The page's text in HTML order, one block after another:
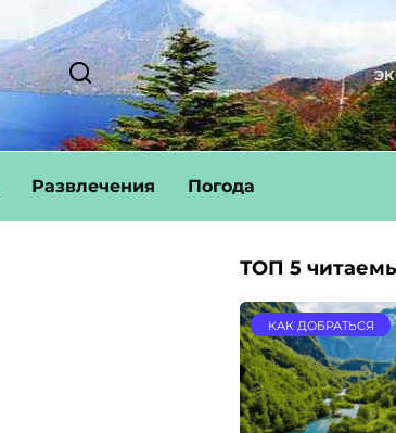
Развлечения Погода
ТОП 5
КАК ДОБРАТЬСЯ